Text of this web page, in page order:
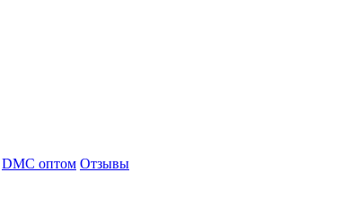
DMC оптом Отзывы